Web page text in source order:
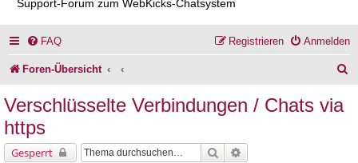
Support-Forum zum WebKicks-Chatsystem
FAQ Anmelden
Registrieren
Foren-Übersicht
Verschlüsselte Verbindungen / Chats via
https
Gesperrt Suche